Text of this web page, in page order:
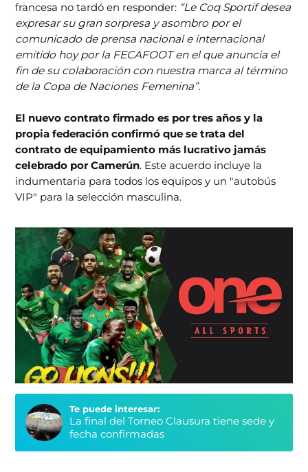
francesa no tardó en responder: “Le Coq Sportif desea
expresar su gran sorpresa y asombro por el
comunicado de prensa nacional e internacional
emitido hoy por la FECAFOOT en el que anuncia el
fin de su colaboración con nuestra marca al término
de la Copa de Naciones Femenina”.
El nuevo contrato firmado es por tres años y la
propia federación confirmó que se trata del
contrato de equipamiento más lucrativo jamás
celebrado por Camerún. Este acuerdo incluye la
indumentaria para todos los equipos y un "autobús
VIP" para la selección masculina.
Te puede interesar:
La final del Torneo Clausura tiene sede y
fecha confirmadas